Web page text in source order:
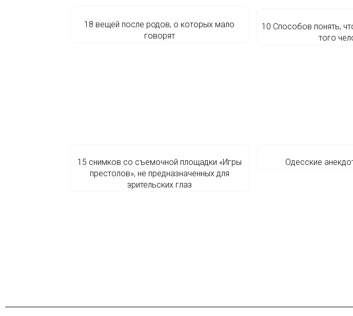
18 вещей после родов, о которых мало
говорят
10 Способов понять,
того
15 снимков со съемочной площадки «Игры
престолов», не предназначенных для
зрительских глаз
Одесские